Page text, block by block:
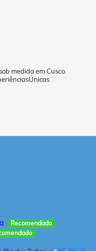
medida em Cusco.
Recomendado